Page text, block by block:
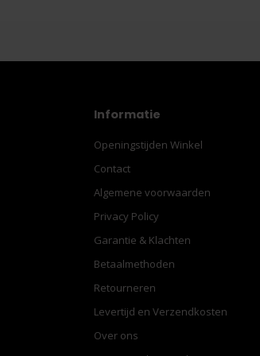
Informatie
Openingstijden Winkel
Contact
Algemene voorwaarden
Privacy Policy
Garantie & Klachten
Betaalmethoden
Retourneren
Levertijd en Verzendkosten
Over ons